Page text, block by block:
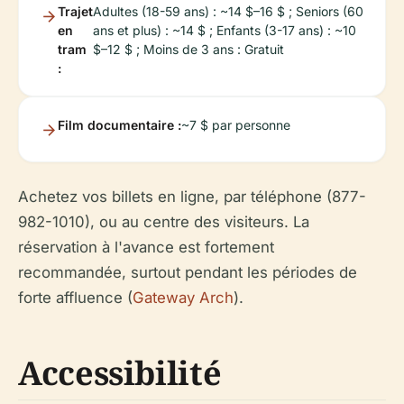
Trajet
en
tram
:
Adultes (18-59 ans) : ~14 $–16 $ ; Seniors (60
ans et plus) : ~14 $ ; Enfants (3-17 ans) : ~10
$–12 $ ; Moins de 3 ans : Gratuit
Film documentaire :~7 $ par personne
Achetez vos billets en ligne, par téléphone (877-
982-1010), ou au centre des visiteurs. La
réservation à l'avance est fortement
recommandée, surtout pendant les périodes de
forte affluence (Gateway Arch).
Accessibilité